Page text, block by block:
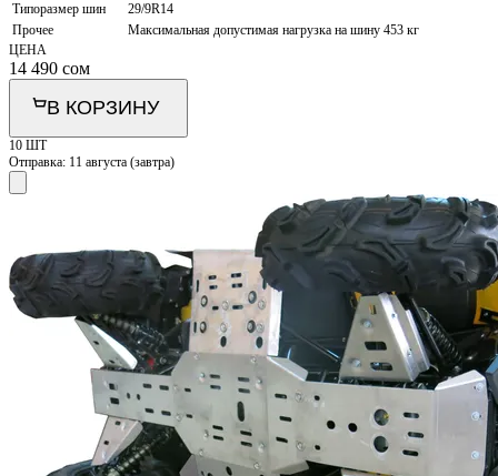
Типоразмер шин
29/9R14
Прочее
Максимальная допустимая нагрузка на шину 453 кг
ЦЕНА
14 490 сом
В КОРЗИНУ
10 ШТ
Отправка: 11 августа (завтра)